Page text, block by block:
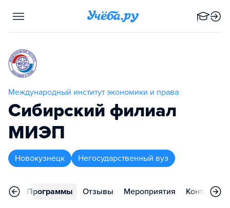
Международный институт экономики и права
Сибирский филиал
МИЭП
Новокузнецк Негосударственный вуз
Программы Отзывы Мероприятия Контакты